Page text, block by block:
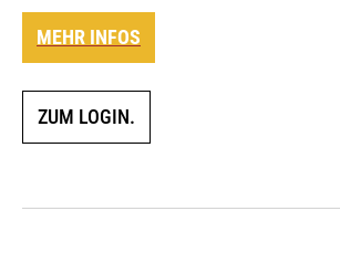
MEHR INFOS
ZUM LOGIN.